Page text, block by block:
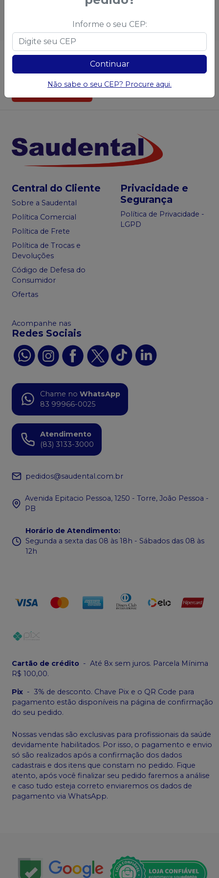
Não achou algum produto? Sugira para a
Saudental
Central do Cliente
Sobre a Saudental
Política Comercial
Política de Frete
Política de Trocas e
Devoluções
Código de Defesa do
Consumidor
Ofertas
Privacidade e
Segurança
Política de Privacidade -
LGPD
Acompanhe nas
Redes Sociais
Chame no WhatsApp
83 99966-0025
Atendimento
(83) 3133-3000
pedidos@saudental.com.br
Avenida Epitacio Pessoa, 1250 - Torre, João Pessoa -
PB
Horário de Atendimento:
Segunda a sexta das 08 às 18h - Sábados das 08 às
12h
Cartão de crédito - Até 8x sem juros. Parcela Mínima
R$ 100,00.
Pix - 3% de desconto. Chave Pix e o QR Code para
pagamento estão disponíveis na página de confirmação
do seu pedido.
Nossas vendas são exclusivas para profissionais da saúde
devidamente habilitados. Por isso, o pagamento e envio
só são realizados após a confirmação dos dados
cadastrais e dos itens que constam no pedido. Fique
atento, após você finalizar seu pedido faremos a análise
e caso tudo esteja correto enviaremos os dados de
pagamento via WhatsApp.
Informe o seu CEP:
Continuar
Não sabe o seu CEP? Procure aqui.